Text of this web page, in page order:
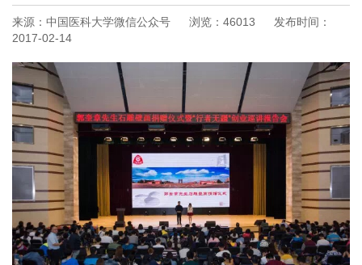
来源：中国医科大学微信公众号 浏览： 46013
发布时间：
2017-02-14